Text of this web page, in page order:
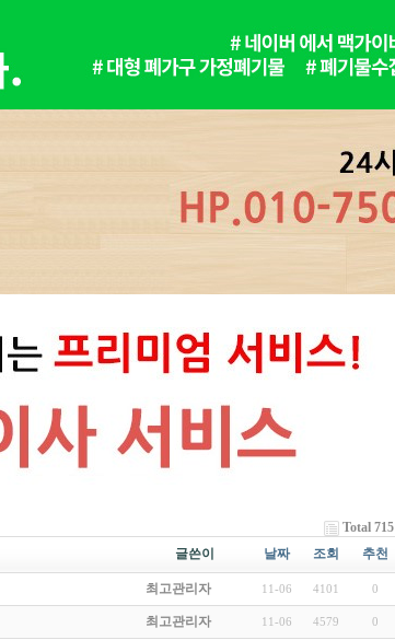
Total 715
글쓴이 날짜 조회 추천
최고관리자 11-06 4101 0
최고관리자 11-06 4579 0